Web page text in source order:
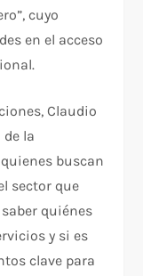
cuyo
en el acceso
Claudio
la
buscan
sector que
quiénes
y si es
clave para